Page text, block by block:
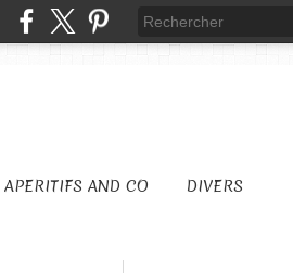
APERITIFS AND CO DIVERS